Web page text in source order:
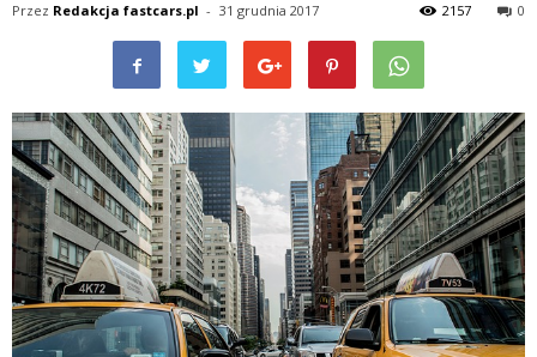
Przez Redakcja fastcars.pl - 31 grudnia 2017 0
2157